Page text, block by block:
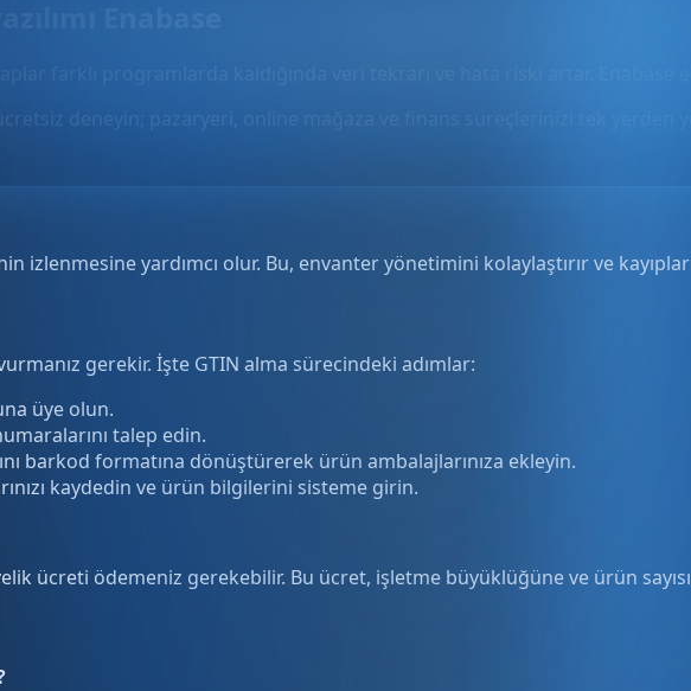
deneyin; pazaryeri, online mağaza ve finans süreçlerinizi tek yerden
yardımcı olur. Bu, envanter yönetimini kolaylaştırır ve
gerekir. İşte GTIN alma sürecindeki adımlar:
üye olun.
talep edin.
barkod formatına dönüştürerek ürün ambalajlarınıza ekleyin.
kaydedin ve ürün bilgilerini sisteme girin.
ücreti ödemeniz gerekebilir. Bu ücret, işletme büyüklüğüne ve ürün